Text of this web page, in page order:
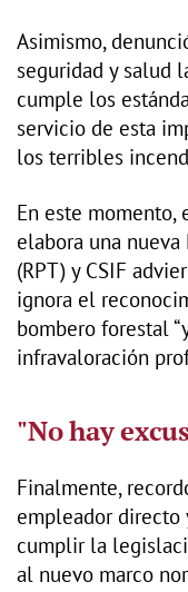
Asimismo,
seguridad y salud
cumple los
servicio de esta
los terribles
En este momento,
elabora una nueva
(RPT) y CSIF
ignora el
bombero forestal
infravaloración
"No hay
Finalmente,
empleador directo
cumplir la
al nuevo marco